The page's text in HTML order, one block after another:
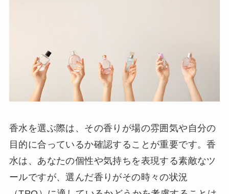
香水を選ぶ際は、その香りが場の雰囲気や自分の
目的に合っているか確認することが重要です。香
水は、あなたの個性や気持ちを表現する素敵なツ
ールですが、選んだ香りがその時々の状況